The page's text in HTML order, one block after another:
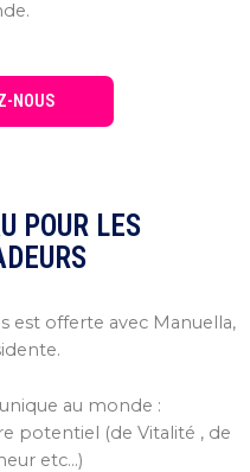
NOUS
POUR LES
est offerte avec Manuella,
au monde :
potentiel (de Vitalité , de
etc…)